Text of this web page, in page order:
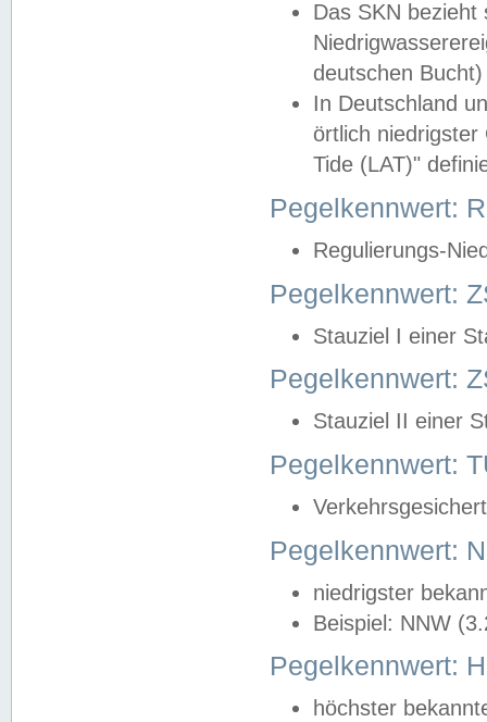
Das SKN
deutschen
In Deutschland
örtlich
Tide (LAT)"
Pegelkennwert:
Regulierungs-
Pegelkennwert:
Stauziel I einer
Pegelkennwert:
Stauziel II einer
Pegelkennwert:
Pegelkennwert:
niedrigster
Beispiel: NNW
Pegelkennwert:
höchster